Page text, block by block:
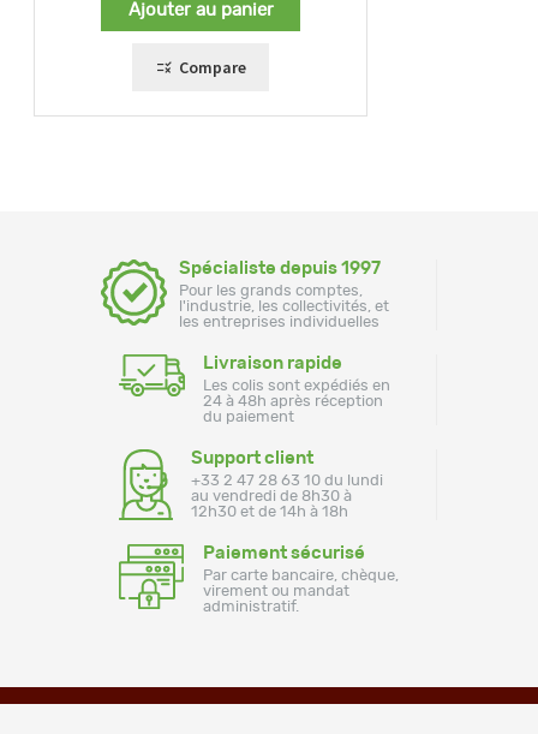
Ajouter au panier
Compare
Spécialiste depuis 1997
Pour les grands comptes,
l'industrie, les collectivités, et
les entreprises individuelles
Livraison rapide
Les colis sont expédiés en
24 à 48h après réception
du paiement
Support client
+33 2 47 28 63 10 du lundi
au vendredi de 8h30 à
12h30 et de 14h à 18h
Paiement sécurisé
Par carte bancaire, chèque,
virement ou mandat
administratif.